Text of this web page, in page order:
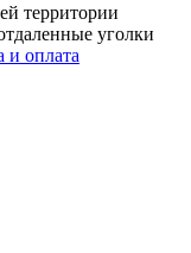
территории
уголки
и оплата